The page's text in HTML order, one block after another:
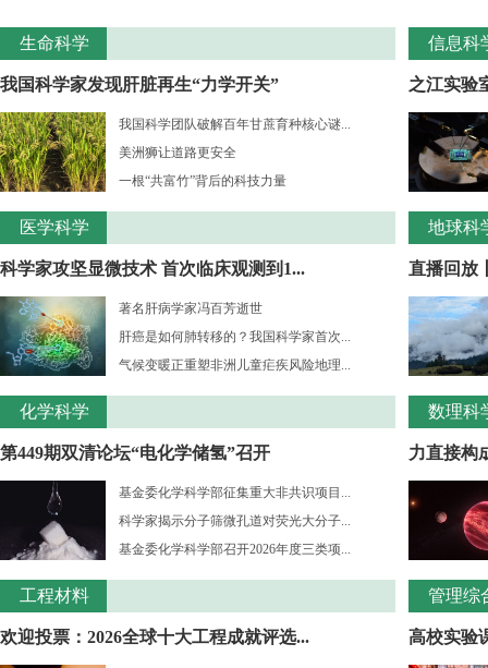
生命科学
我国科学家发现肝脏再生“力学开关”
我国科学团队破解百年甘蔗育种核心谜...
美洲狮让道路更安全
一根“共富竹”背后的科技力量
医学科学
科学家攻坚显微技术 首次临床观测到1...
著名肝病学家冯百芳逝世
肝癌是如何肺转移的？我国科学家首次...
气候变暖正重塑非洲儿童疟疾风险地理...
化学科学
第449期双清论坛“电化学储氢”召开
基金委化学科学部征集重大非共识项目...
科学家揭示分子筛微孔道对荧光大分子...
基金委化学科学部召开2026年度三类项...
工程材料
欢迎投票：2026全球十大工程成就评选...
信息科
之江实验
地球科
直播回放
数理科
力直接构
管理综
高校实验